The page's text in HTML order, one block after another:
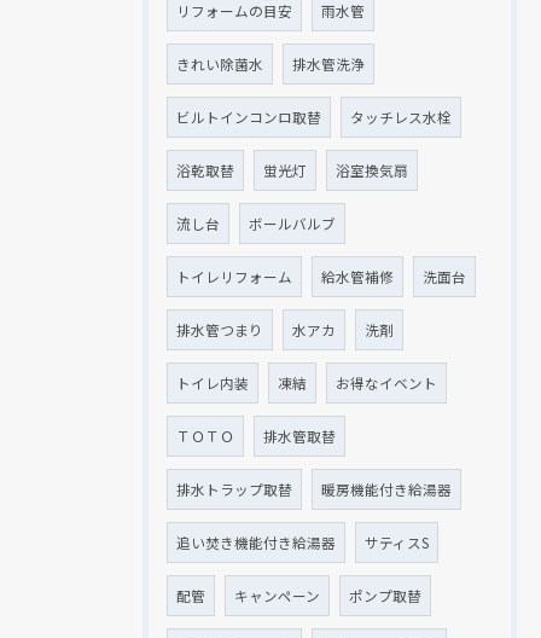
リフォームの目安 雨水管
きれい除菌水 排水管洗浄
ビルトインコンロ取替 タッチレス水栓
浴乾取替 蛍光灯 浴室換気扇
流し台 ボールバルブ
トイレリフォーム 給水管補修 洗面台
排水管つまり 水アカ 洗剤
トイレ内装 凍結 お得なイベント
ＴＯＴＯ 排水管取替
排水トラップ取替 暖房機能付き給湯器
追い焚き機能付き給湯器 サティスS
配管 キャンペーン ポンプ取替